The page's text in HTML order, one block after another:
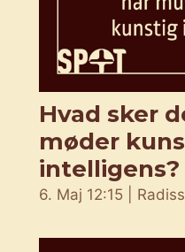
Hvad sker
møder
intelligens?
6. Maj 12:15 |